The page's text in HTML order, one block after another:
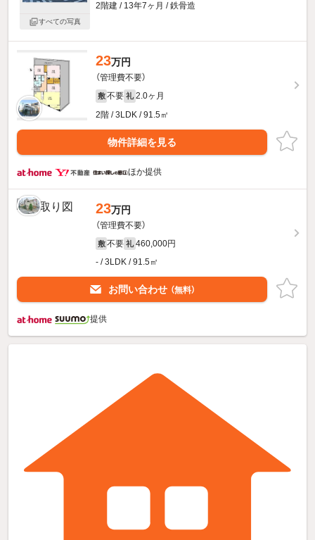
すべての写真
2階建 / 13年7ヶ月 / 鉄骨造
23万円
（管理費不要）
敷 不要 礼 2.0ヶ月
2階 / 3LDK / 91.5㎡
物件詳細を見る
ほか提供
23万円
（管理費不要）
敷 不要 礼 460,000円
- / 3LDK / 91.5㎡
お問い合わせ （無料）
提供